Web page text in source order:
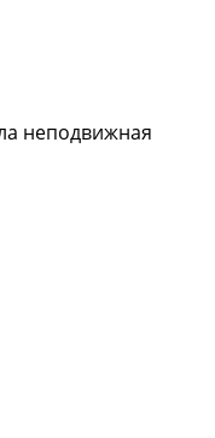
неподвижная